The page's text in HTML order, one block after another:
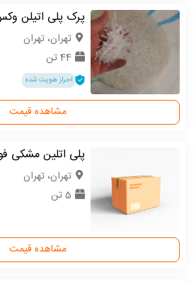
پرک پلی اتیلن
تهران، تهران
44 تن
احراز هویت شده
مشاهده قیمت
پلی اتلین مشکی
تهران، تهران
5 تن
مشاهده قیمت